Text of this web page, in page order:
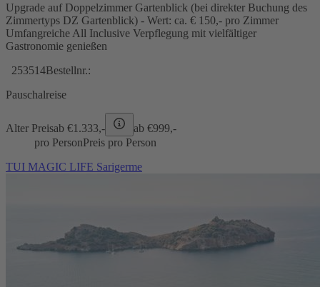
Upgrade auf Doppelzimmer Gartenblick (bei direkter Buchung des
Zimmertyps DZ Gartenblick) - Wert: ca. € 150,- pro Zimmer
Umfangreiche All Inclusive Verpflegung mit vielfältiger
Gastronomie genießen
253514Bestellnr.:
Pauschalreise
Alter Preisab €1.333,- ab €999,-
pro PersonPreis pro Person
TUI MAGIC LIFE Sarigerme